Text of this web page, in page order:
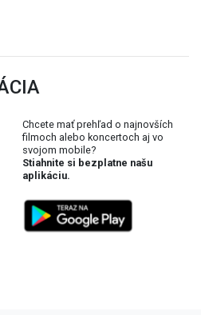
Chcete mať prehľad o najnovších
filmoch alebo koncertoch aj vo
svojom mobile?
Stiahnite si bezplatne našu
aplikáciu.